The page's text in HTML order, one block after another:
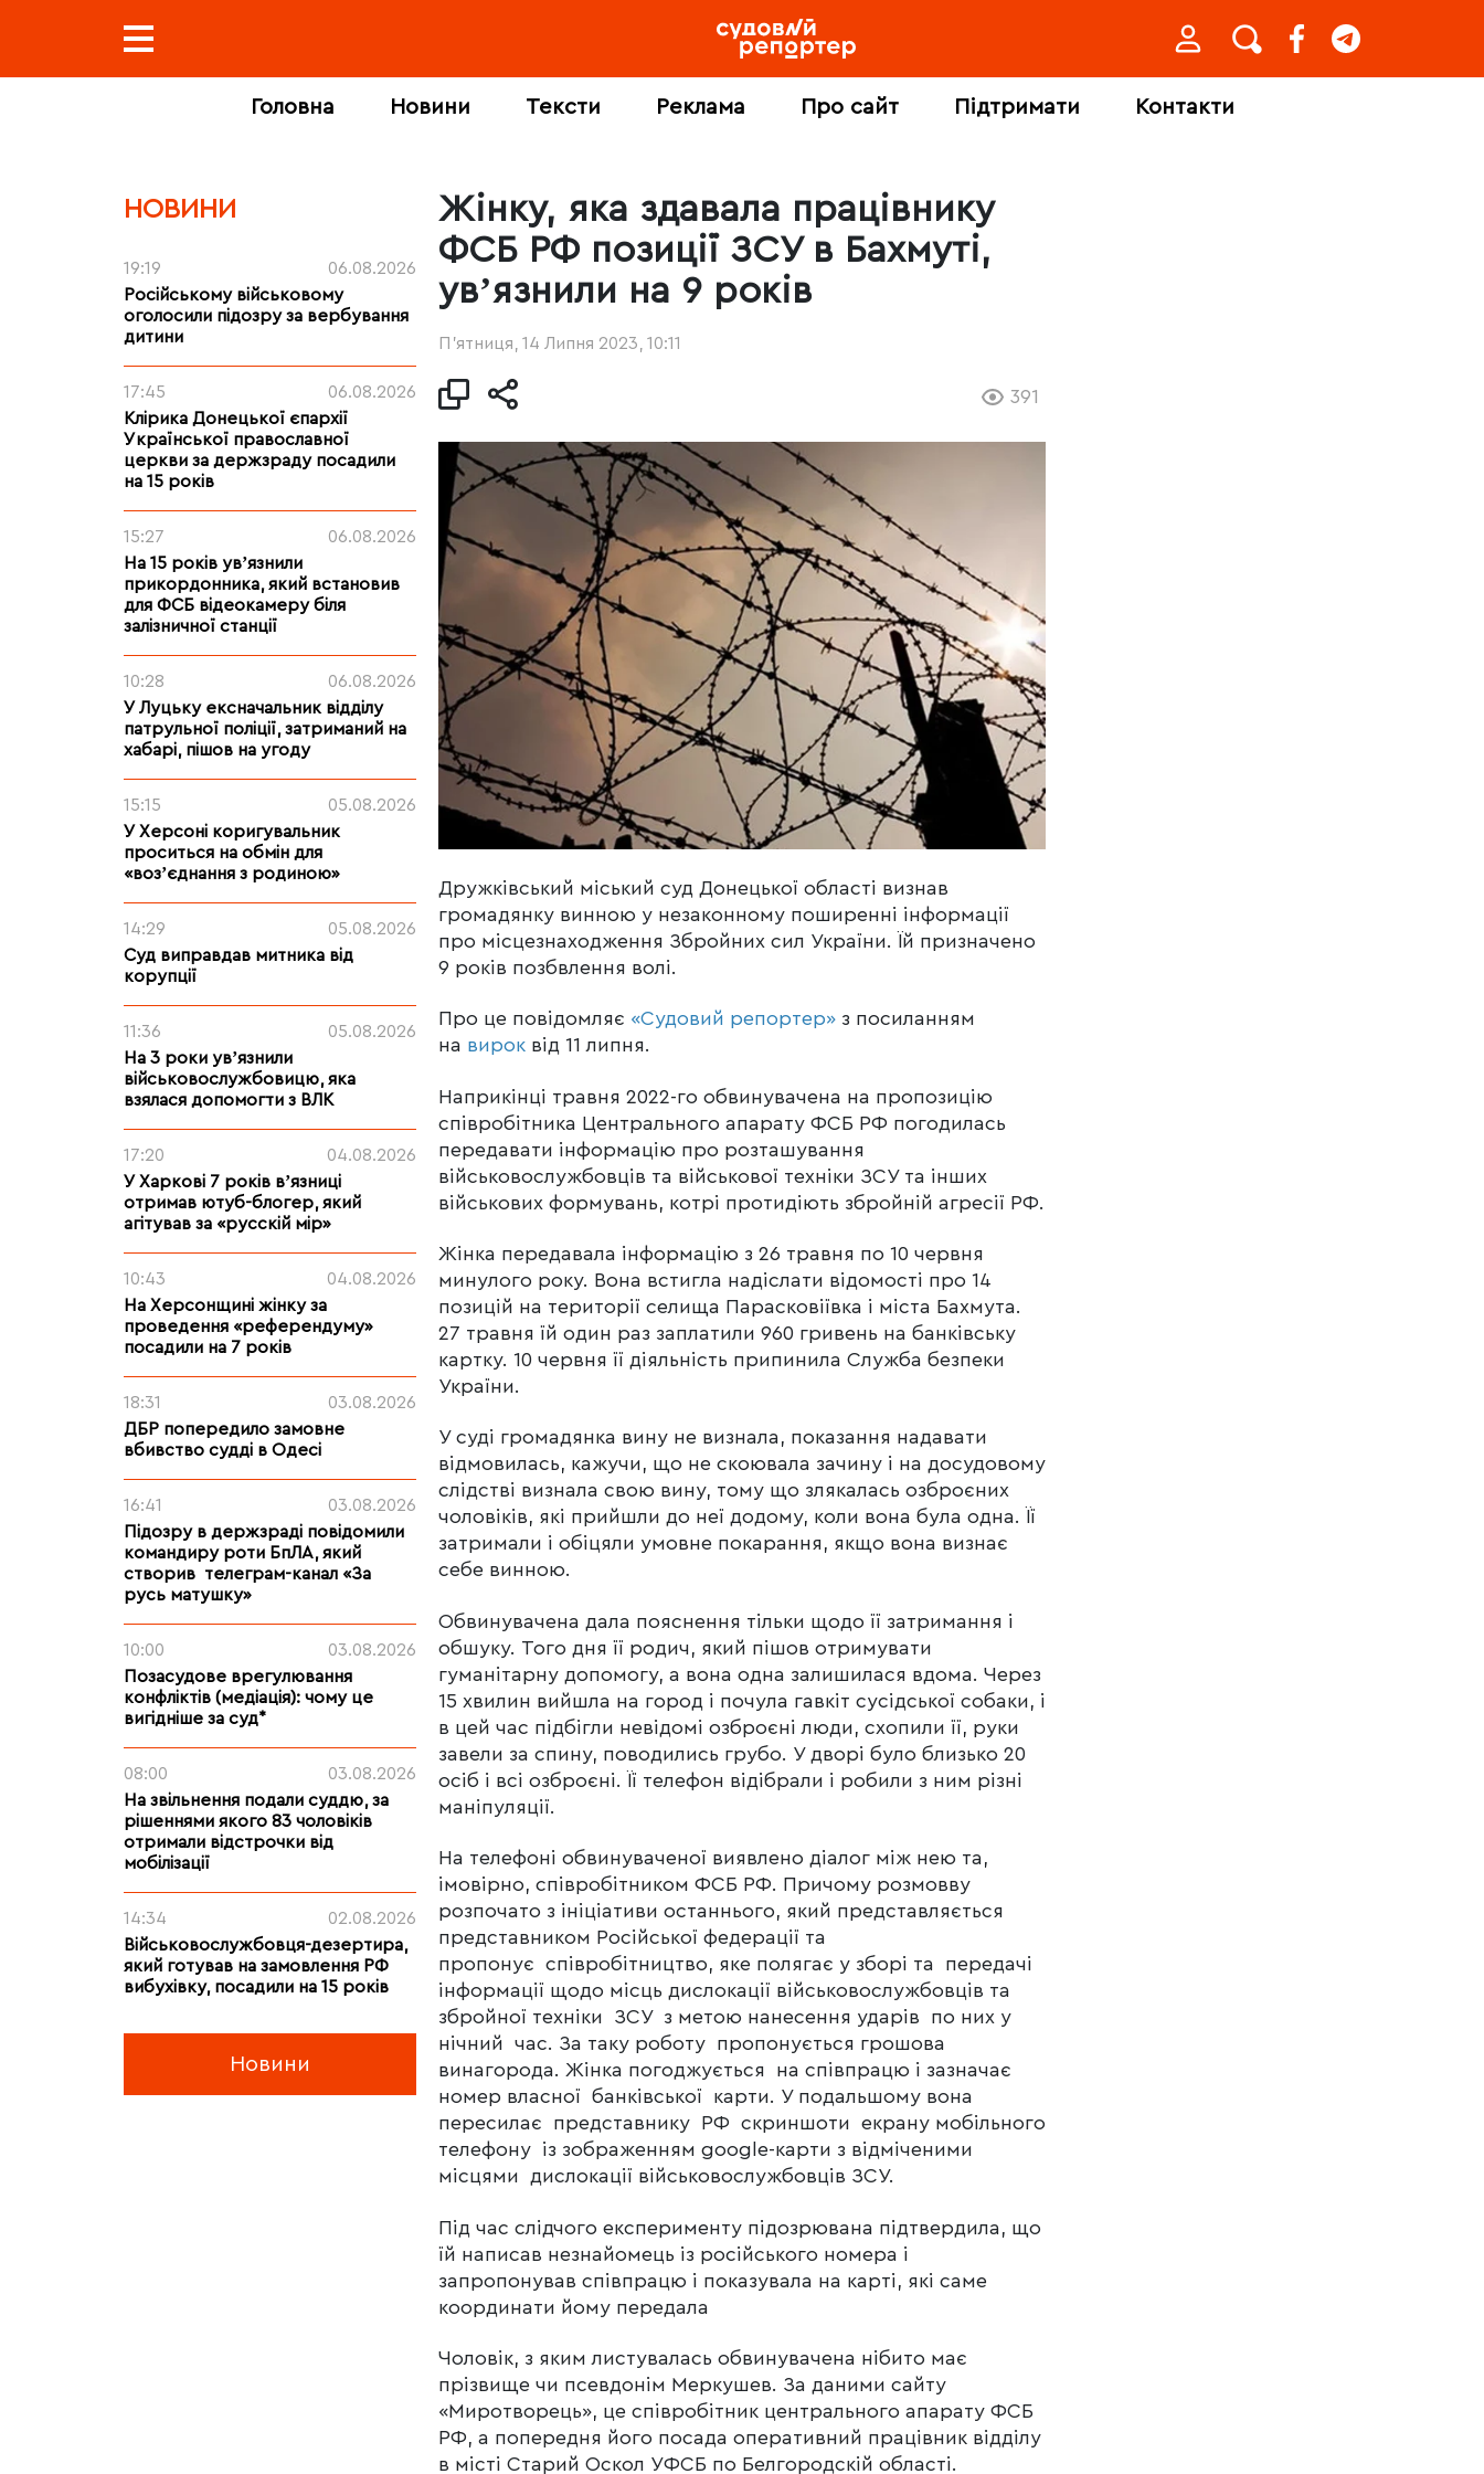
Головна Новини Тексти Реклама Про сайт Підтримати Контакти
НОВИНИ
19:19
06.08.2026
Російському військовому
оголосили підозру за вербування
дитини
17:45
06.08.2026
Клірика Донецької єпархії
Української православної
церкви за держзраду посадили
на 15 років
15:27
06.08.2026
На 15 років увʼязнили
прикордонника, який встановив
для ФСБ відеокамеру біля
залізничної станції
10:28
06.08.2026
У Луцьку ексначальник відділу
патрульної поліції, затриманий на
хабарі, пішов на угоду
15:15
05.08.2026
У Херсоні коригувальник
проситься на обмін для
«возʼєднання з родиною»
14:29
05.08.2026
Суд виправдав митника від
корупції
11:36
05.08.2026
На 3 роки увʼязнили
військовослужбовицю, яка
взялася допомогти з ВЛК
17:20
04.08.2026
У Харкові 7 років вʼязниці
отримав ютуб-блогер, який
агітував за «русскій мір»
10:43
04.08.2026
На Херсонщині жінку за
проведення «референдуму»
посадили на 7 років
18:31
03.08.2026
ДБР попередило замовне
вбивство судді в Одесі
16:41
03.08.2026
Підозру в держзраді повідомили
командиру роти БпЛА, який
створив телеграм-канал «За
русь матушку»
10:00
03.08.2026
Позасудове врегулювання
конфліктів (медіація): чому це
вигідніше за суд*
08:00
03.08.2026
На звільнення подали суддю, за
рішеннями якого 83 чоловіків
отримали відстрочки від
мобілізації
14:34
02.08.2026
Військовослужбовця-дезертира,
який готував на замовлення РФ
вибухівку, посадили на 15 років
Новини
Жінку, яка здавала працівнику
ФСБ РФ позиції ЗСУ в Бахмуті,
увʼязнили на 9 років
П’ятниця, 14 Липня 2023, 10:11
391
Дружківський міський суд Донецької області визнав
громадянку винною у незаконному поширенні інформації
про місцезнаходження Збройних сил України. Їй призначено
9 років позбвлення волі.
Про це повідомляє «Судовий репортер» з посиланням
на вирок від 11 липня.
Наприкінці травня 2022-го обвинувачена на пропозицію
співробітника Центрального апарату ФСБ РФ погодилась
передавати інформацію про розташування
військовослужбовців та військової техніки ЗСУ та інших
військових формувань, котрі протидіють збройній агресії РФ.
Жінка передавала інформацію з 26 травня по 10 червня
минулого року. Вона встигла надіслати відомості про 14
позицій на території селища Парасковіївка і міста Бахмута.
27 травня їй один раз заплатили 960 гривень на банківську
картку. 10 червня її діяльність припинила Служба безпеки
України.
У суді громадянка вину не визнала, показання надавати
відмовилась, кажучи, що не скоювала зачину і на досудовому
слідстві визнала свою вину, тому що злякалась озброєних
чоловіків, які прийшли до неї додому, коли вона була одна. Її
затримали і обіцяли умовне покарання, якщо вона визнає
себе винною.
Обвинувачена дала пояснення тільки щодо її затримання і
обшуку. Того дня її родич, який пішов отримувати
гуманітарну допомогу, а вона одна залишилася вдома. Через
15 хвилин вийшла на город і почула гавкіт сусідської собаки, і
в цей час підбігли невідомі озброєні люди, схопили її, руки
завели за спину, поводились грубо. У дворі було близько 20
осіб і всі озброєні. Її телефон відібрали і робили з ним різні
маніпуляції.
На телефоні обвинуваченої виявлено діалог між нею та,
імовірно, співробітником ФСБ РФ. Причому розмовву
розпочато з ініціативи останнього, який представляється
представником Російської федерації та
пропонує співробітництво, яке полягає у зборі та передачі
інформації щодо місць дислокації військовослужбовців та
збройної техніки ЗСУ з метою нанесення ударів по них у
нічний час. За таку роботу пропонується грошова
винагорода. Жінка погоджується на співпрацю і зазначає
номер власної банківської карти. У подальшому вона
пересилає представнику РФ скриншоти екрану мобільного
телефону із зображенням google-карти з відміченими
місцями дислокації військовослужбовців ЗСУ.
Під час слідчого експерименту підозрювана підтвердила, що
їй написав незнайомець із російського номера і
запропонував співпрацю і показувала на карті, які саме
координати йому передала
Чоловік, з яким листувалась обвинувачена нібито має
прізвище чи псевдонім Меркушев. За даними сайту
«Миротворець», це співробітник центрального апарату ФСБ
РФ, а попередня його посада оперативний працівник відділу
в місті Старий Оскол УФСБ по Белгородскій області.